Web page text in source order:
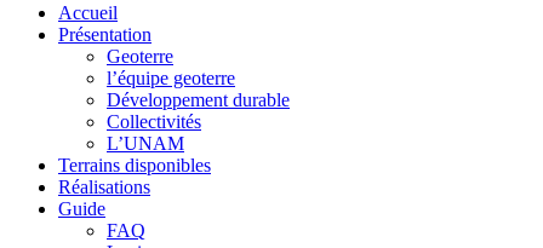
Accueil
Présentation
Geoterre
l’équipe geoterre
Développement durable
Collectivités
L’UNAM
Terrains disponibles
Réalisations
Guide
FAQ